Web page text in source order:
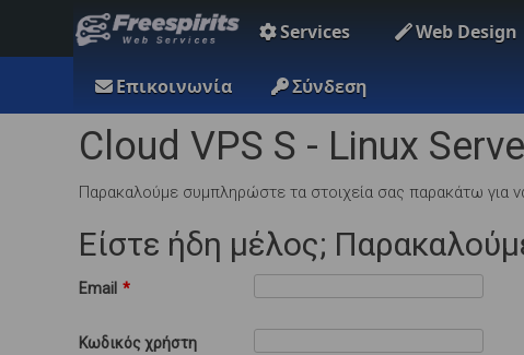
Services Web Design
Επικοινωνία Σύνδεση
Cloud VPS S - Linux
Παρακαλούμε συμπληρώστε τα στοιχεία σας παρακάτω για
Είστε ήδη μέλος;
Email *
Κωδικός χρήστη